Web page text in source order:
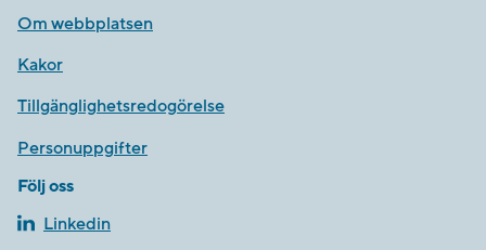
Om webbplatsen
Kakor
Tillgänglighetsredogörelse
Personuppgifter
Följ oss
Linkedin